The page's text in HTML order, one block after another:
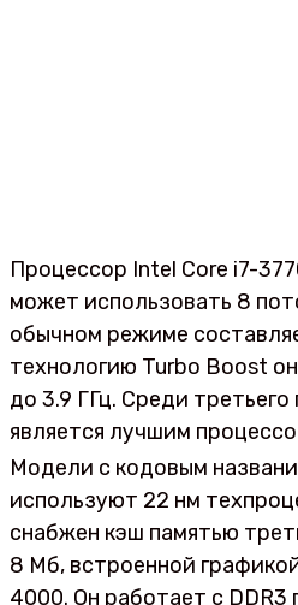
Процессор Intel Core i7-
может использовать 8
обычном режиме
технологию Turbo Boost
до 3.9 ГГц. Среди третьего
является лучшим
Модели с кодовым
используют 22 нм
снабжен кэш памятью
8 Мб, встроенной
4000. Он работает с DDR3